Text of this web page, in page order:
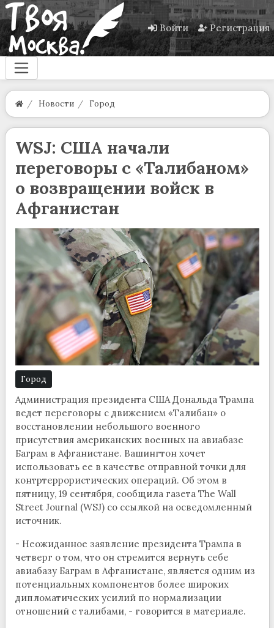
Войти Регистрация
Новости Город
WSJ: США начали
переговоры с «Талибаном»
о возвращении войск в
Афганистан
Город
Администрация президента США Дональда Трампа
ведет переговоры с движением «Талибан» о
восстановлении небольшого военного
присутствия американских военных на авиабазе
Баграм в Афганистане. Вашингтон хочет
использовать ее в качестве отправной точки для
контртеррористических операций. Об этом в
пятницу, 19 сентября, сообщила газета The Wall
Street Journal (WSJ) со ссылкой на осведомленный
источник.
- Неожиданное заявление президента Трампа в
четверг о том, что он стремится вернуть себе
авиабазу Баграм в Афганистане, является одним из
потенциальных компонентов более широких
дипломатических усилий по нормализации
отношений с талибами, - говорится в материале.